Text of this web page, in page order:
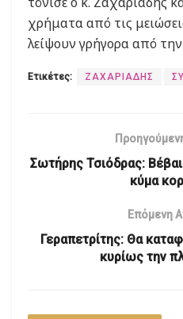
χρήματα από τις
λείψουν γρήγορα από
Ετικέτες: ΖΑΧΑΡΙΑΔΗΣ
Σωτήρης Τσιόδρας:
κύμα
Επόμενη
Γεραπετρίτης: Θα
κυρίως την